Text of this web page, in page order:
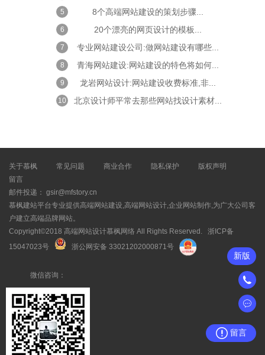
5 8个高端网站建设的策划步骤...
6 20个漂亮的网页设计的模板...
7 专业网站建设公司:做网站建设有哪些...
8 青海网站建设:网站建设的特色将如何...
9 龙岩网站设计:网站建设收费标准,非...
10 北京设计师平常去那些网站找设计素材...
关于慕枫 常见问题 商业合作 隐私保护
版权声明
留言
邮件投递： gsir@mfstory.cn
慕枫建站平台专业提供高端网站建设,高端网站设计,企业网站制作,为广大公司客
户建立高端品牌网站。
Copyright©2018 高端网站设计慕枫网络 All Rights Reserved. 浙ICP备
15047023号
浙公网安备 33021202000871号
微信咨询：
新版
留言